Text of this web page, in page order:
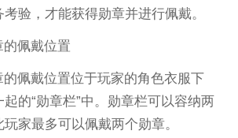
验，才能获得勋章并进行佩戴。
佩戴位置
佩戴位置位于玩家的角色衣服下
的“勋章栏”中。勋章栏可以容纳两
家最多可以佩戴两个勋章。